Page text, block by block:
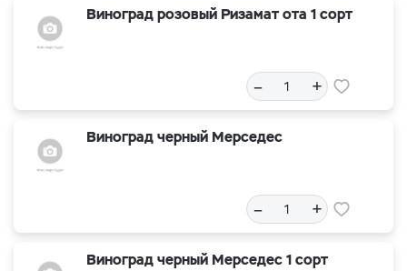
Виноград розовый Ризамат ота 1 сорт
– +
Виноград черный Мерседес
– +
Виноград черный Мерседес 1 сорт